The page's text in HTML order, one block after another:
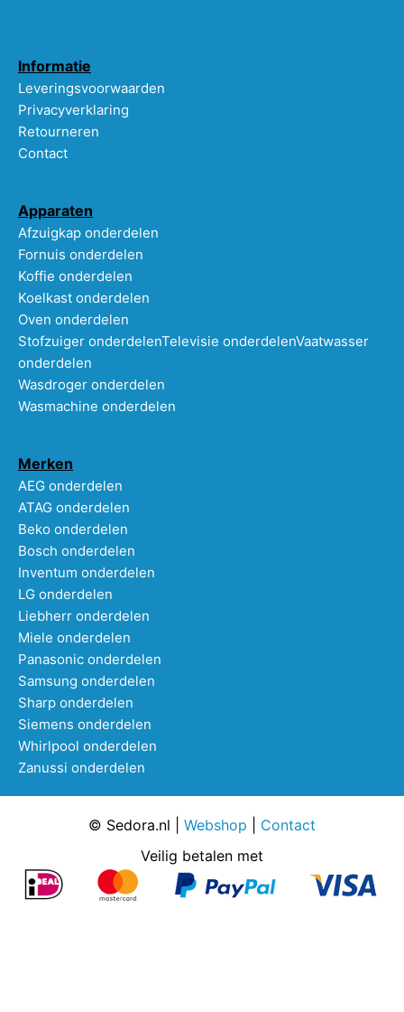
Informatie
Leveringsvoorwaarden
Privacyverklaring
Retourneren
Contact
Apparaten
Afzuigkap onderdelen
Fornuis onderdelen
Koffie onderdelen
Koelkast onderdelen
Oven onderdelen
Stofzuiger onderdelenTelevisie onderdelenVaatwasser
onderdelen
Wasdroger onderdelen
Wasmachine onderdelen
Merken
AEG onderdelen
ATAG onderdelen
Beko onderdelen
Bosch onderdelen
Inventum onderdelen
LG onderdelen
Liebherr onderdelen
Miele onderdelen
Panasonic onderdelen
Samsung onderdelen
Sharp onderdelen
Siemens onderdelen
Whirlpool onderdelen
Zanussi onderdelen
© Sedora.nl | Webshop
Contact
Veilig betalen met